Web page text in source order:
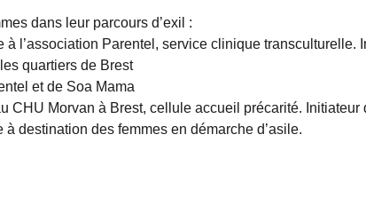
dans leur parcours d’exil :
l’association Parentel, service clinique transculturelle.
quartiers de Brest
et de Soa Mama
CHU Morvan à Brest, cellule accueil précarité. Initiateur
destination des femmes en démarche d’asile.